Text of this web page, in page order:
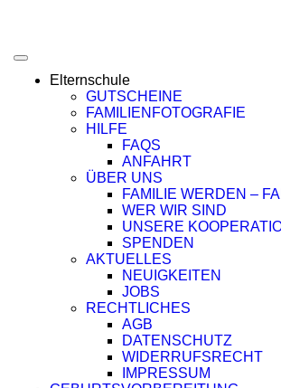
Elternschule
GUTSCHEINE
FAMILIENFOTOGRAFIE
HILFE
FAQS
ANFAHRT
ÜBER UNS
FAMILIE WERDEN –
WER WIR SIND
UNSERE
SPENDEN
AKTUELLES
NEUIGKEITEN
JOBS
RECHTLICHES
AGB
DATENSCHUTZ
WIDERRUFSRECHT
IMPRESSUM